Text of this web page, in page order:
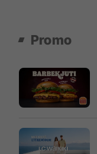
Promo